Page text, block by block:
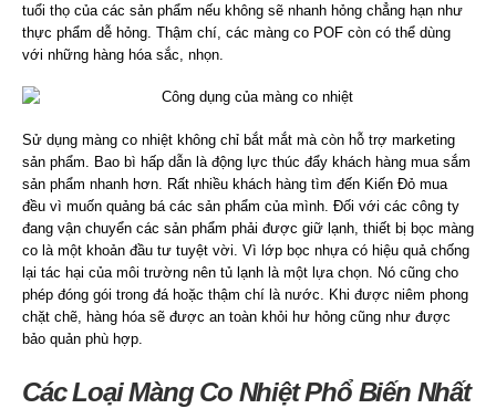
tuổi thọ của các sản phẩm nếu không sẽ nhanh hỏng chẳng hạn như
thực phẩm dễ hỏng. Thậm chí, các màng co POF còn có thể dùng
với những hàng hóa sắc, nhọn.
Sử dụng màng co nhiệt không chỉ bắt mắt mà còn hỗ trợ marketing
sản phẩm. Bao bì hấp dẫn là động lực thúc đẩy khách hàng mua sắm
sản phẩm nhanh hơn. Rất nhiều khách hàng tìm đến Kiến Đỏ mua
đều vì muốn quảng bá các sản phẩm của mình. Đối với các công ty
đang vận chuyển các sản phẩm phải được giữ lạnh, thiết bị bọc màng
co là một khoản đầu tư tuyệt vời. Vì lớp bọc nhựa có hiệu quả chống
lại tác hại của môi trường nên tủ lạnh là một lựa chọn. Nó cũng cho
phép đóng gói trong đá hoặc thậm chí là nước. Khi được niêm phong
chặt chẽ, hàng hóa sẽ được an toàn khỏi hư hỏng cũng như được
bảo quản phù hợp.
Các Loại Màng Co Nhiệt Phổ Biến Nhất